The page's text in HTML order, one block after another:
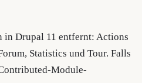
in Drupal 11 entfernt: Actions
Statistics und Tour. Falls
Module-